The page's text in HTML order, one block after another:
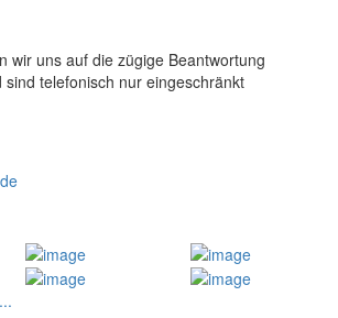
wir uns auf die zügige Beantwortung
sind telefonisch nur eingeschränkt